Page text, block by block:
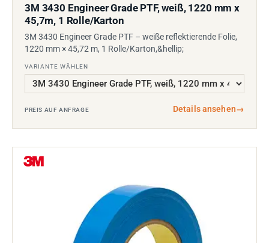
3M 3430 Engineer Grade PTF, weiß, 1220 mm x
45,7m, 1 Rolle/Karton
3M 3430 Engineer Grade PTF – weiße reflektierende Folie,
1220 mm × 45,72 m, 1 Rolle/Karton,&hellip;
VARIANTE WÄHLEN
PREIS AUF ANFRAGE Details ansehen→